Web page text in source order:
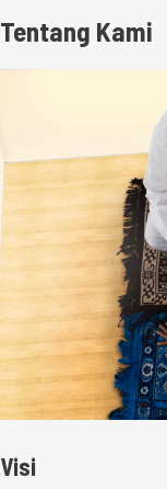
Tentang Kami
Visi